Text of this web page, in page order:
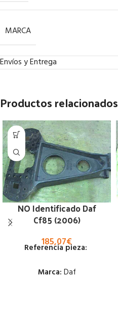
MARCA
Envíos y Entrega
Productos relacionados
NO Identificado Daf
Cf85 (2006)
185,07€
Referencia pieza:
Marca: Daf